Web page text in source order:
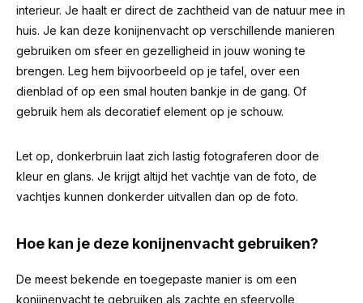
interieur. Je haalt er direct de zachtheid van de natuur mee in
huis. Je kan deze konijnenvacht op verschillende manieren
gebruiken om sfeer en gezelligheid in jouw woning te
brengen. Leg hem bijvoorbeeld op je tafel, over een
dienblad of op een smal houten bankje in de gang. Of
gebruik hem als decoratief element op je schouw.
Let op, donkerbruin laat zich lastig fotograferen door de
kleur en glans. Je krijgt altijd het vachtje van de foto, de
vachtjes kunnen donkerder uitvallen dan op de foto.
Hoe kan je deze konijnenvacht gebruiken?
De meest bekende en toegepaste manier is om een
konijnenvacht te gebruiken als zachte en sfeervolle